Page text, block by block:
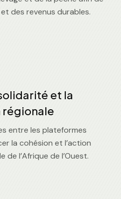
des revenus durables.
et la
entre les plateformes
la cohésion et l’action
de l’Afrique de l’Ouest.